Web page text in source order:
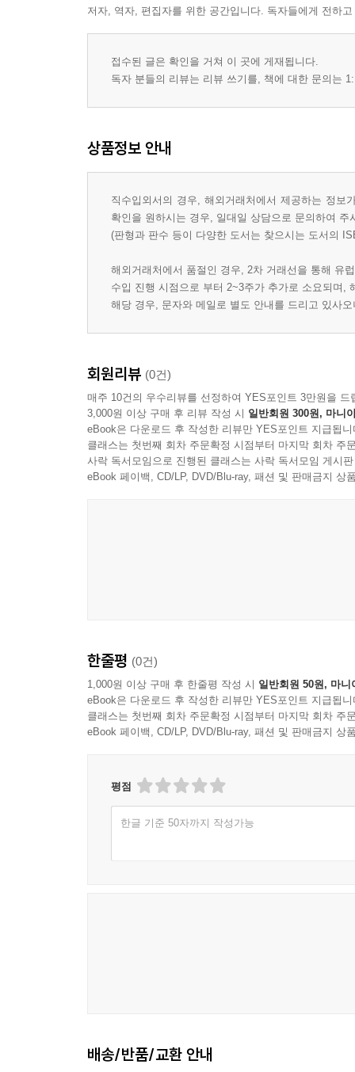
저자, 역자, 편집자를 위한 공간입니다. 독자들에게 전하
접수된 글은 확인을 거쳐 이 곳에 게재됩니다.
독자 분들의 리뷰는 리뷰 쓰기를, 책에 대한 문의는
상품정보 안내
직수입외서의 경우, 해외거래처에서 제공하는 정
확인을 원하시는 경우, 일대일 상담으로 문의하여 주
(판형과 판수 등이 다양한 도서는 찾으시는 도서의
해외거래처에서 품절인 경우, 2차 거래선을 통해 유
수입 진행 시점으로 부터 2~3주가 추가로 소요되며,
해당 경우, 문자와 메일로 별도 안내를 드리고 있사
회원리뷰 (0건)
매주 10건의 우수리뷰를 선정하여 YES포인트 3만원을 드
3,000원 이상 구매 후 리뷰 작성 시 일반회원 300원, 마니
eBook은 다운로드 후 작성한 리뷰만 YES포인트 지급됩니
클래스는 첫번째 회차 주문확정 시점부터 마지막 회차 주
사락 독서모임으로 진행된 클래스는 사락 독서모임 게시
eBook 페이백, CD/LP, DVD/Blu-ray, 패션 및 판매금지 상
한줄평 (0건)
1,000원 이상 구매 후 한줄평 작성 시 일반회원 50원, 마니
eBook은 다운로드 후 작성한 리뷰만 YES포인트 지급됩니
클래스는 첫번째 회차 주문확정 시점부터 마지막 회차 주
eBook 페이백, CD/LP, DVD/Blu-ray, 패션 및 판매금지 상
평점
한글 기준 50자까지 작성가능
배송/반품/교환 안내